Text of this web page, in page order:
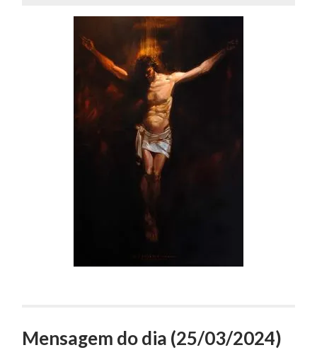
Mensagem do dia (25/03/2024)